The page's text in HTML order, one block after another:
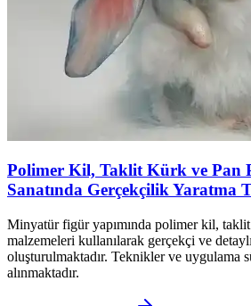
Polimer Kil, Taklit Kürk ve Pan
Sanatında Gerçekçilik Yaratma
Minyatür figür yapımında polimer kil,
malzemeleri kullanılarak gerçekçi ve
oluşturulmaktadır. Teknikler ve uygulama
alınmaktadır.